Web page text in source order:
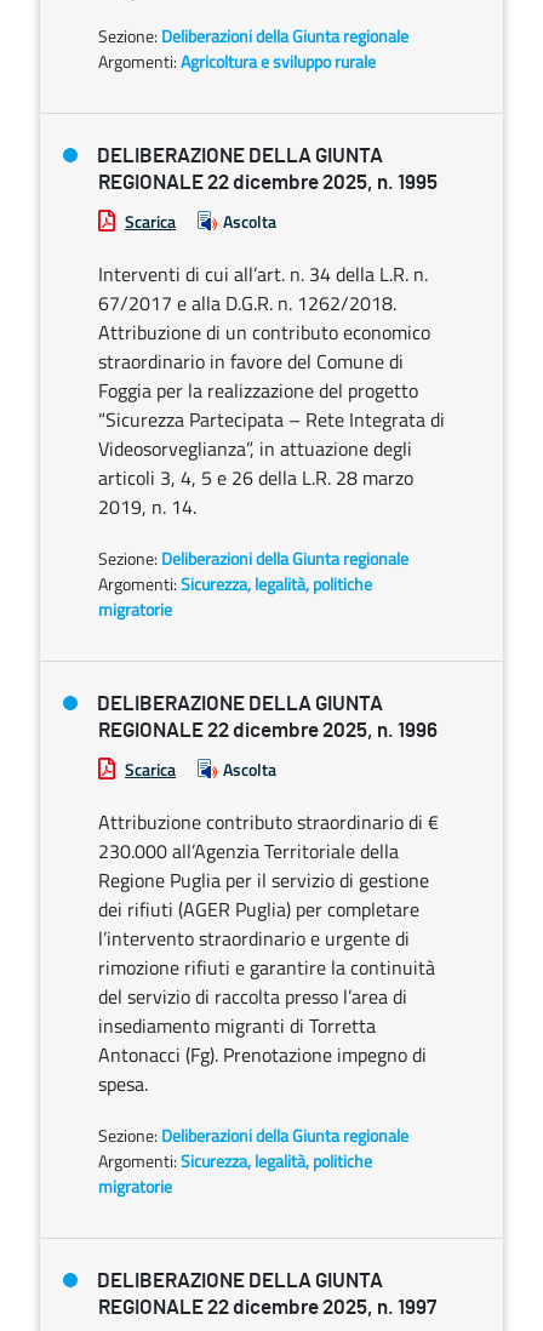
Sezione: Deliberazioni della Giunta regionale
Argomenti:Agricoltura e sviluppo rurale
DELIBERAZIONE DELLA GIUNTA
REGIONALE 22 dicembre 2025, n. 1995
Scarica Ascolta
Interventi di cui all’art. n. 34 della L.R. n.
67/2017 e alla D.G.R. n. 1262/2018.
Attribuzione di un contributo economico
straordinario in favore del Comune di
Foggia per la realizzazione del progetto
“Sicurezza Partecipata – Rete Integrata di
Videosorveglianza”, in attuazione degli
articoli 3, 4, 5 e 26 della L.R. 28 marzo
2019, n. 14.
Sezione: Deliberazioni della Giunta regionale
Argomenti:Sicurezza, legalità, politiche
migratorie
DELIBERAZIONE DELLA GIUNTA
REGIONALE 22 dicembre 2025, n. 1996
Scarica Ascolta
Attribuzione contributo straordinario di €
230.000 all’Agenzia Territoriale della
Regione Puglia per il servizio di gestione
dei rifiuti (AGER Puglia) per completare
l’intervento straordinario e urgente di
rimozione rifiuti e garantire la continuità
del servizio di raccolta presso l’area di
insediamento migranti di Torretta
Antonacci (Fg). Prenotazione impegno di
spesa.
Sezione: Deliberazioni della Giunta regionale
Argomenti:Sicurezza, legalità, politiche
migratorie
DELIBERAZIONE DELLA GIUNTA
REGIONALE 22 dicembre 2025, n. 1997